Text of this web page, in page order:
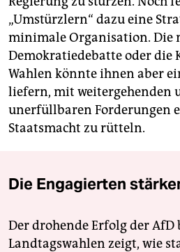
„Umstürzlern“ dazu eine
minimale Organisation. Die
Demokratiedebatte oder die
Wahlen könnte ihnen aber
liefern, mit weitergehenden
unerfüllbaren Forderungen
Staatsmacht zu rütteln.
Die Engagierten
Der drohende Erfolg der
Landtagswahlen zeigt, wie